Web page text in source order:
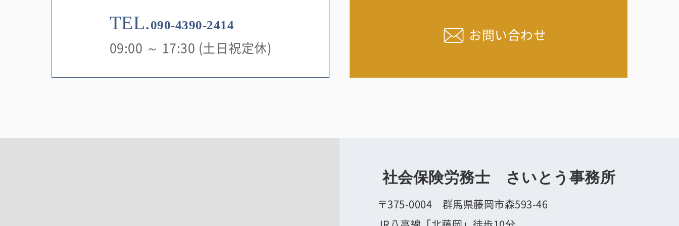
TEL.090-4390-2414
09:00 ～ 17:30 (土日祝定休)
お問い合わせ
社会保険労務士 さいとう事務所
〒375-0004 群馬県藤岡市森593-46